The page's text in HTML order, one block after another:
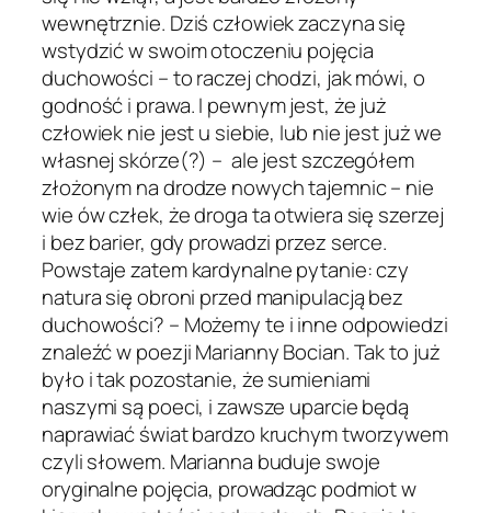
wewnętrznie. Dziś człowiek zaczyna się
wstydzić w swoim otoczeniu pojęcia
duchowości – to raczej chodzi, jak mówi, o
godność i prawa. I pewnym jest, że już
człowiek nie jest u siebie, lub nie jest już we
własnej skórze(?) – ale jest szczegółem
złożonym na drodze nowych tajemnic – nie
wie ów człek, że droga ta otwiera się szerzej
i bez barier, gdy prowadzi przez serce.
Powstaje zatem kardynalne pytanie: czy
natura się obroni przed manipulacją bez
duchowości? – Możemy te i inne odpowiedzi
znaleźć w poezji Marianny Bocian. Tak to już
było i tak pozostanie, że sumieniami
naszymi są poeci, i zawsze uparcie będą
naprawiać świat bardzo kruchym tworzywem
czyli słowem. Marianna buduje swoje
oryginalne pojęcia, prowadząc podmiot w